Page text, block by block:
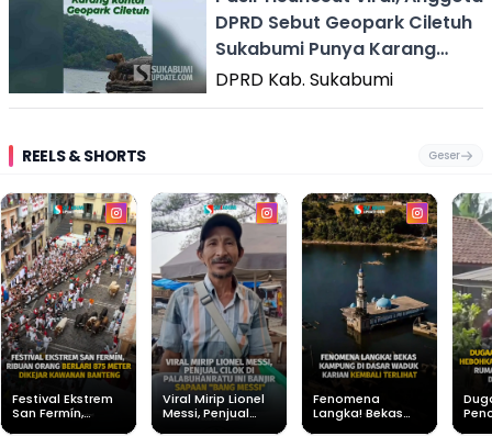
DPRD Sebut Geopark Ciletuh
Sukabumi Punya Karang
Kontol
DPRD Kab. Sukabumi
REELS & SHORTS Geser
Festival Ekstrem
San Fermín,
Viral Mirip Lionel
Messi, Penjual
Fenomena
Langka! Bekas